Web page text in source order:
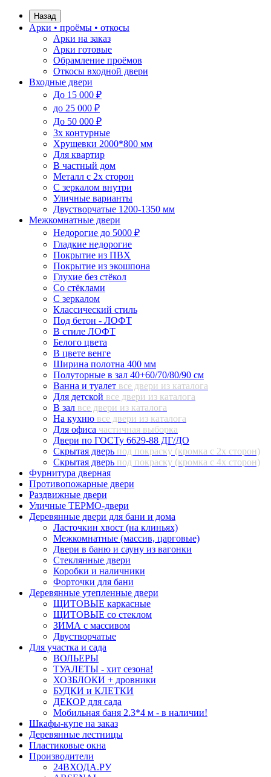
Назад
Арки • проёмы • откосы
Арки на заказ
Арки готовые
Обрамление проёмов
Откосы входной двери
Входные двери
До 15 000 ₽
до 25 000 ₽
До 50 000 ₽
3х контурные
Хрущевки 2000*800 мм
Для квартир
В частный дом
Металл с 2х сторон
С зеркалом внутри
Уличные варианты
Двустворчатые 1200-1350 мм
Межкомнатные двери
Недорогие до 5000 ₽
Гладкие недорогие
Покрытие из ПВХ
Покрытие из экошпона
Глухие без стёкол
Со стёклами
С зеркалом
Классический стиль
Под бетон - ЛОФТ
В стиле ЛОФТ
Белого цвета
В цвете венге
Ширина полотна 400 мм
Полуторные в зал 40+60/70/80/90 см
Ванна и туалет все двери из каталога
Для детской все двери из каталога
В зал все двери из каталога
На кухню все двери из каталога
Для офиса частичная выборка
Двери по ГОСТу 6629-88 ДГ/ДО
Скрытая дверь под покраску (кромка с 2х сторон)
Скрытая дверь под покраску (кромка с 4х сторон)
Фурнитура дверная
Противопожарные двери
Раздвижные двери
Уличные ТЕРМО-двери
Деревянные двери для бани и дома
Ласточкин хвост (на клиньях)
Межкомнатные (массив, царговые)
Двери в баню и сауну из вагонки
Стеклянные двери
Коробки и наличники
Форточки для бани
Деревянные утепленные двери
ЩИТОВЫЕ каркасные
ЩИТОВЫЕ со стеклом
ЗИМА с массивом
Двустворчатые
Для участка и сада
ВОЛЬЕРЫ
ТУАЛЕТЫ - хит сезона!
ХОЗБЛОКИ + дровники
БУДКИ и КЛЕТКИ
ДЕКОР для сада
Мобильная баня 2.3*4 м - в наличии!
Шкафы-купе на заказ
Деревянные лестницы
Пластиковые окна
Производители
24ВХОДА.РУ